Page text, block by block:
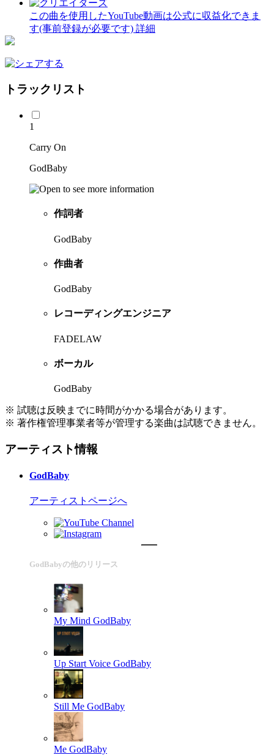
この曲を使用したYouTube動画は公式に収益化できま
す(事前登録が必要です) 詳細
トラックリスト
1
Carry On
GodBaby
作詞者
GodBaby
作曲者
GodBaby
レコーディングエンジニア
FADELAW
ボーカル
GodBaby
※ 試聴は反映までに時間がかかる場合があります。
※ 著作権管理事業者等が管理する楽曲は試聴できません。
アーティスト情報
GodBaby
アーティストページへ
GodBabyの他のリリース
My Mind GodBaby
Up Start Voice GodBaby
Still Me GodBaby
Me GodBaby